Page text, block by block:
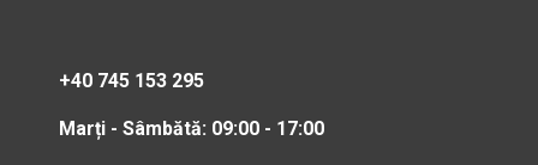
+40 745 153 295
Marți - Sâmbătă: 09:00 - 17:00